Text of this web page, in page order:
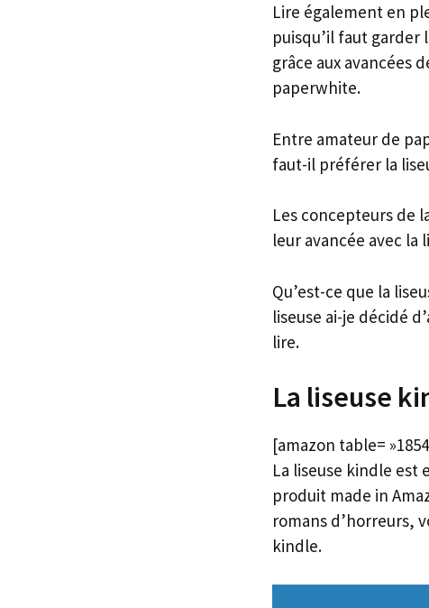
Lire également en
puisqu’il faut
grâce aux avancées
paperwhite.
Entre amateur de
faut-il préférer la
Les concepteurs de
leur avancée avec la
Qu’est-ce que la
liseuse ai-je décidé
lire.
La liseuse
[amazon table=
La liseuse kindle est
produit made in
romans d’horreurs,
kindle.